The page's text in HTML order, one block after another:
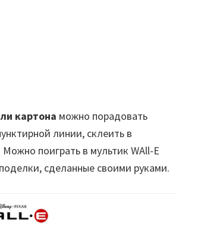
картона можно порадовать
линии, склеить в
Можно поиграть в мультик WAll-E
сделанные своими руками.